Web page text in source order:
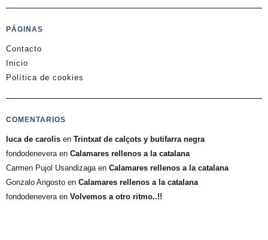
PÁGINAS
Contacto
Inicio
Política de cookies
COMENTARIOS
luca de carolis en Trintxat de calçots y butifarra negra
fondodenevera en Calamares rellenos a la catalana
Carmen Pujol Usandizaga en Calamares rellenos a la catalana
Gonzalo Angosto en Calamares rellenos a la catalana
fondodenevera en Volvemos a otro ritmo..!!